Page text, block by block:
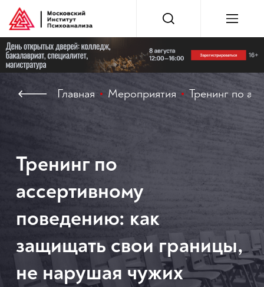
Главная Мероприятия Тренинг по
Тренинг по
ассертивному
поведению: как
защищать свои границы,
не нарушая чужих